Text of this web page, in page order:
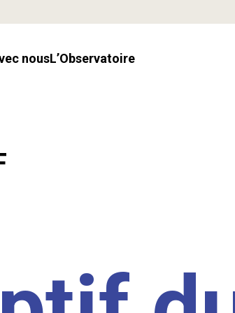
nous l’Observatoire